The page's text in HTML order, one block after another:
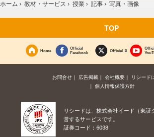
ホーム › 教材・サービス › 授業 › 記事 › 写真・画像
TOP
Home
Official
Facebook
Official X
お問合せ 広告掲載 会社概要
リシード
個人情報保護方針
リシードは、株式会社イード（東証
営するサービスです。
証券コード：6038